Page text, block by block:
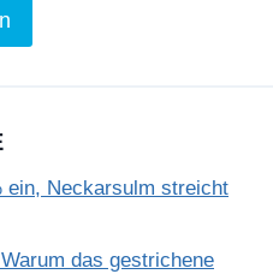
ein, Neckarsulm streicht
das gestrichene